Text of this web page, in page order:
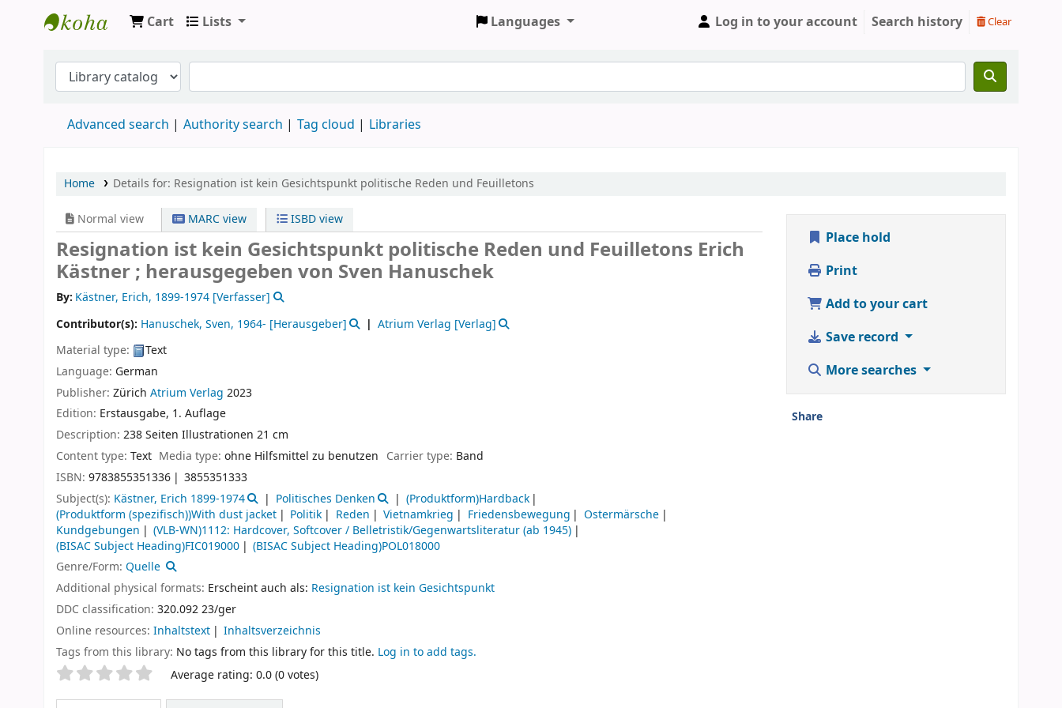
Cart Lists Languages Log in to your account Search history Clear
Advanced search Authority search Tag cloud Libraries
Home Details for: Resignation ist kein Gesichtspunkt politische Reden und Feuilletons
Normal view MARC view ISBD view
Resignation ist kein Gesichtspunkt politische Reden und Feuilletons Erich
Kästner ; herausgegeben von Sven Hanuschek
By: Kästner, Erich, 1899-1974 [Verfasser]
Contributor(s): Hanuschek, Sven, 1964- [Herausgeber] Atrium Verlag [Verlag]
Material type:
Text
Language: German
Publisher: Zürich Atrium Verlag 2023
Edition: Erstausgabe, 1. Auflage
Description: 238 Seiten Illustrationen 21 cm
Content type: Text Media type:ohne Hilfsmittel zu benutzen Carrier type: Band
ISBN: 9783855351336
3855351333
Subject(s): Kästner, Erich 1899-1974 Politisches Denken
(Produktform)Hardback
(Produktform (spezifisch))With dust jacket
Politik Reden Vietnamkrieg Friedensbewegung
Ostermärsche
Kundgebungen
(VLB-WN)1112: Hardcover, Softcover / Belletristik/Gegenwartsliteratur (ab 1945)
(BISAC Subject Heading)FIC019000
(BISAC Subject Heading)POL018000
Genre/Form: Quelle
Additional physical formats: Erscheint auch als: Resignation ist kein Gesichtspunkt
DDC classification: 320.092 23/ger
Online resources: Inhaltstext
Inhaltsverzeichnis
Tags from this library: No tags from this library for this title. Log in to add tags.
Star ratings Average rating: 0.0 (0 votes)
Place hold
Print
Add to your cart
Save record
More searches
Share